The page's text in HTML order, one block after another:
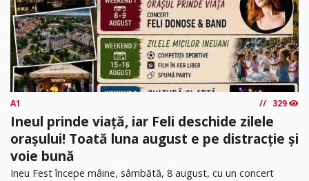
A1 329
Ineul prinde viață, iar Feli deschide zilele
orașului! Toată luna august e pe distracție și
voie bună
Ineu Fest începe mâine, sâmbătă, 8 august, cu un concert